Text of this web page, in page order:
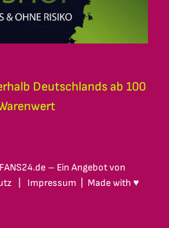
Deutschlands ab 100
– Ein Angebot von
Impressum | Made with ♥